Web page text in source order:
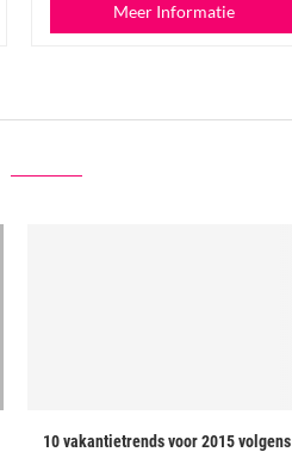
Meer Informatie
10 vakantietrends voor 2015 volgens